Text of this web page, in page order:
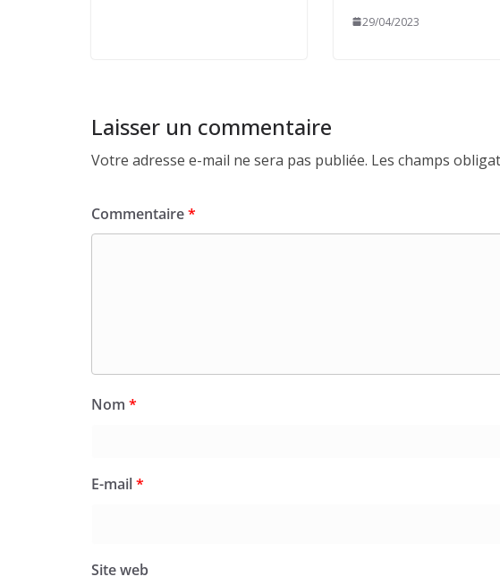
29/04/2023
Laisser un commentaire
Votre adresse e-mail ne sera pas publiée. Les champs
Commentaire*
Nom *
E-mail*
Site web